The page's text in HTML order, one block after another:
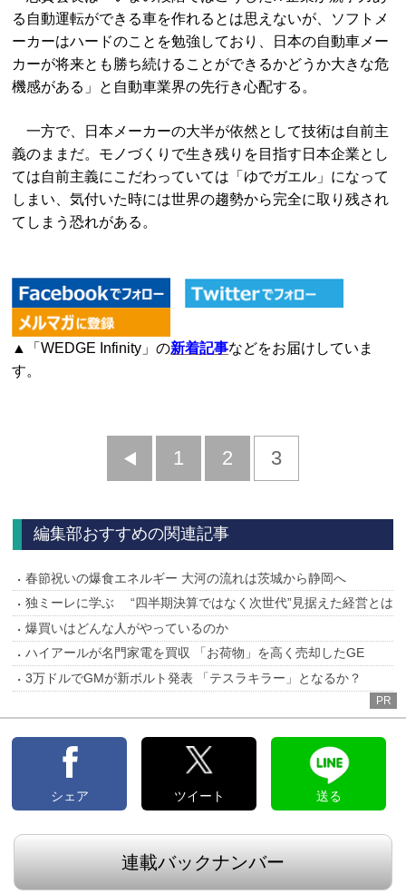
る自動運転ができる車を作れるとは思えないが、ソフトメ
ーカーはハードのことを勉強しており、日本の自動車メー
カーが将来とも勝ち続けることができるかどうか大きな危
機感がある」と自動車業界の先行き心配する。
一方で、日本メーカーの大半が依然として技術は自前主
義のままだ。モノづくりで生き残りを目指す日本企業とし
ては自前主義にこだわっていては「ゆでガエル」になって
しまい、気付いた時には世界の趨勢から完全に取り残され
てしまう恐れがある。
▲「WEDGE Infinity」の新着記事などをお届けしていま
す。
前
1 2 3
編集部おすすめの関連記事
春節祝いの爆食エネルギー 大河の流れは茨城から静岡へ
独ミーレに学ぶ “四半期決算ではなく次世代”見据えた経営とは
爆買いはどんな人がやっているのか
ハイアールが名門家電を買収 「お荷物」を高く売却したGE
3万ドルでGMが新ボルト発表 「テスラキラー」となるか？
PR
シェア ツイート 送る
連載バックナンバー